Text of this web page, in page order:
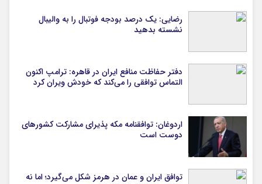
رضایی: یک درصد بودجه فوتبال را به والیبال
نشسته بدهید
دفتر حفاظت منافع ایران در قاهره: ترامپ اکنون
التماس توافقی را می‌کند که خودش ویران کرد
اردوغان: توافقنامه مکه پذیرای مشارکت کشورهای
دوست است
توافق ایران و عمان در هرمز شکل می‌گیرد؛ اما نه